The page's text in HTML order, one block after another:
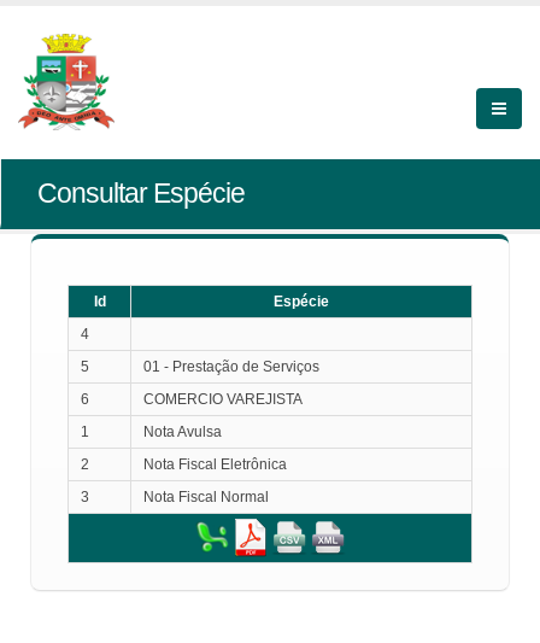
Consultar Espécie
Id
Espécie
4
5
01 - Prestação de Serviços
6
COMERCIO VAREJISTA
1
Nota Avulsa
2
Nota Fiscal Eletrônica
3
Nota Fiscal Normal